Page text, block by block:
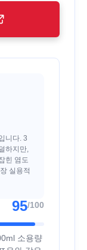
니다. 3
하지만,
힌 염도
실용적
95/100
소용량